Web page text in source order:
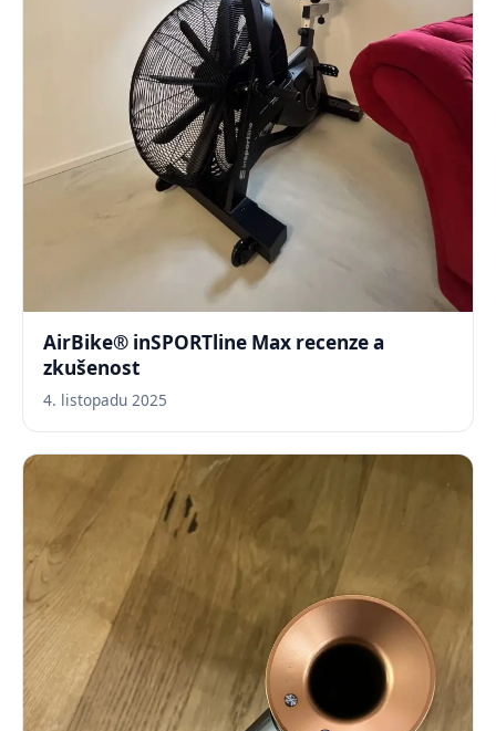
AirBike® inSPORTline Max recenze a
zkušenost
4. listopadu 2025